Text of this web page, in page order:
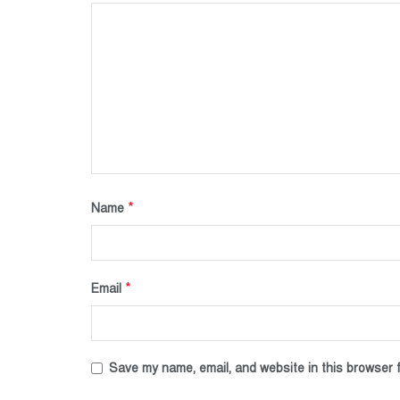
Name *
Email *
Save my name, email, and website in this